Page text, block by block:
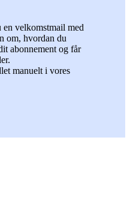
en velkomstmail med
om, hvordan du
abonnement og får
manuelt i vores